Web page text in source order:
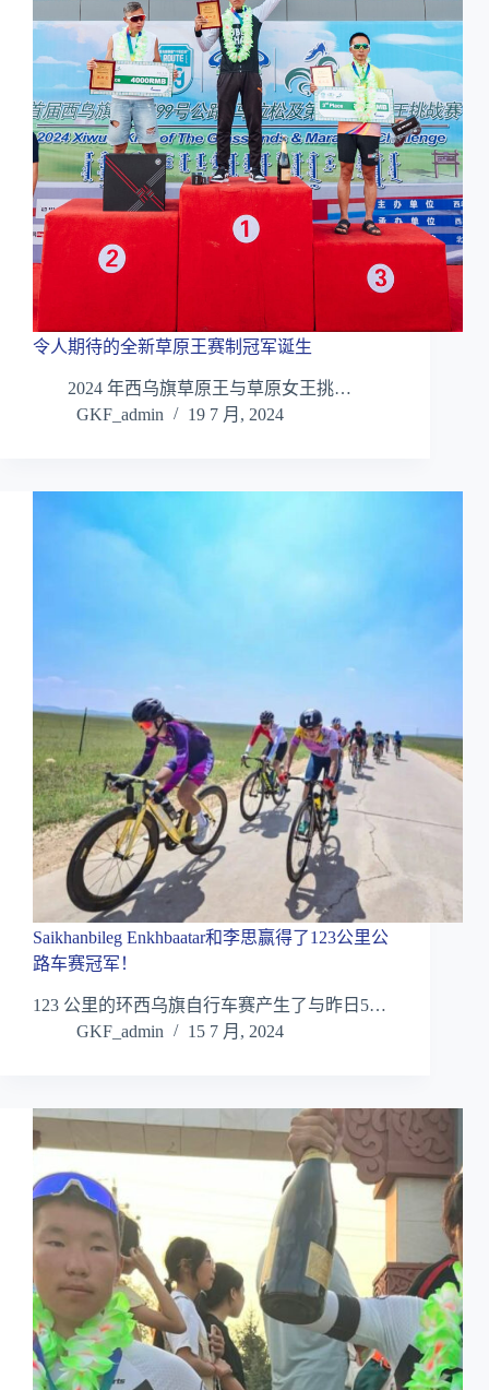
令人期待的全新草原王赛制冠军诞生
2024 年西乌旗草原王与草原女王挑…
GKF_admin
19 7 月, 2024
Saikhanbileg Enkhbaatar和李思赢得了123公里公
路车赛冠军！
123 公里的环西乌旗自行车赛产生了与昨日5…
GKF_admin
15 7 月, 2024